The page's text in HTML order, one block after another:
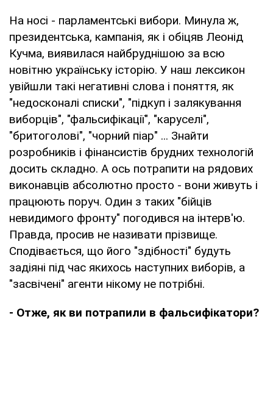
На носі - парламентські вибори. Минула ж,
президентська, кампанія, як і обіцяв Леонід
Кучма, виявилася найбруднішою за всю
новітню українську історію. У наш лексикон
увійшли такі негативні слова і поняття, як
"недосконалі списки", "підкуп і залякування
виборців", "фальсифікації", "каруселі",
"бритоголові", "чорний піар" ... Знайти
розробників і фінансистів брудних технологій
досить складно. А ось потрапити на рядових
виконавців абсолютно просто - вони живуть і
працюють поруч. Один з таких "бійців
невидимого фронту" погодився на інтерв'ю.
Правда, просив не називати прізвище.
Сподівається, що його "здібності" будуть
задіяні під час якихось наступних виборів, а
"засвічені" агенти нікому не потрібні.
- Отже, як ви потрапили в фальсифікатори?